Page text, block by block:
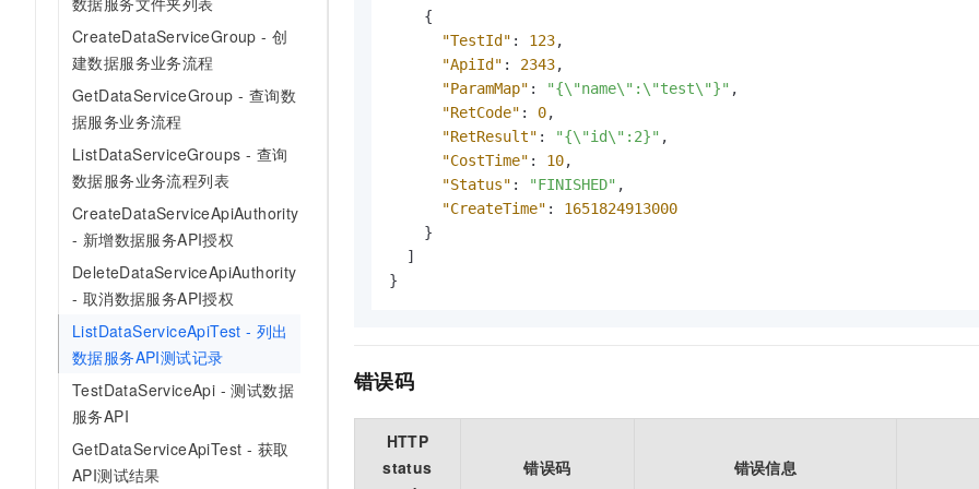
CreateDataServiceGroup - 创
建数据服务业务流程
GetDataServiceGroup - 查询数
据服务业务流程
ListDataServiceGroups - 查询
数据服务业务流程列表
CreateDataServiceApiAuthority
- 新增数据服务API授权
DeleteDataServiceApiAuthority
- 取消数据服务API授权
ListDataServiceApiTest - 列出
数据服务API测试记录
TestDataServiceApi - 测试数据
服务API
GetDataServiceApiTest - 获取
API测试结果
{
"TestId" : 123,
"ApiId" : 2343,
"ParamMap" : "{\"name\":\"test\"}" ,
"RetCode" : 0,
"RetResult" : "{\"id\":2}" ,
"CostTime" : 10,
"Status" : "FINISHED" ,
"CreateTime" :
1651824913000
}
]
}
错误码
HTTP
status
错误码 错误信息